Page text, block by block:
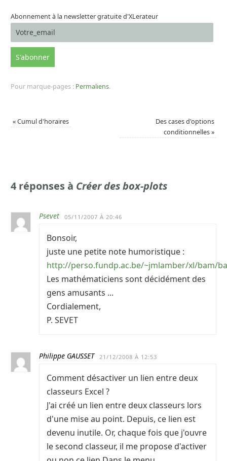
Abonnement à la newsletter gratuite d'XLerateur
Pour marque-pages : Permaliens.
«Cumul d'horaires
Des cases d'options
conditionnelles»
4 réponses à Créer des box-plots
Psevet 05/11/2007 À 20:46
Bonsoir,
juste une petite note humoristique :
http://perso.fundp.ac.be/~jmlamber/xl/bam/
Les mathématiciens sont décidément des
gens amusants ...
Cordialement,
P. SEVET
Philippe GAUSSET 21/12/2008 À 12:53
Comment désactiver un lien entre deux
classeurs Excel ?
J'ai créé un lien entre deux classeurs lors
d'une mise au point. Depuis, ce lien est
devenu inutile. Or, chaque fois que j'ouvre
le second classeur, il me propose d'activer